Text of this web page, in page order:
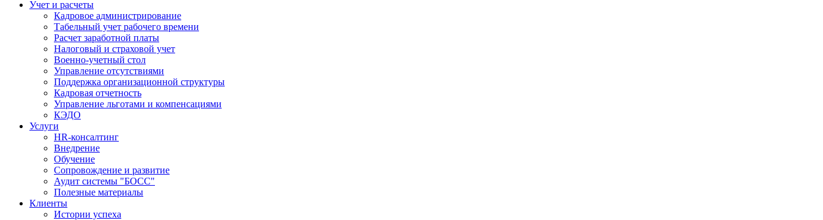
Учет и расчеты
Кадровое администрирование
Табельный учет рабочего времени
Расчет заработной платы
Налоговый и страховой учет
Военно-учетный стол
Управление отсутствиями
Поддержка организационной структуры
Кадровая отчетность
Управление льготами и компенсациями
КЭДО
Услуги
HR-консалтинг
Внедрение
Обучение
Сопровождение и развитие
Аудит системы "БОСС"
Полезные материалы
Клиенты
Истории успеха